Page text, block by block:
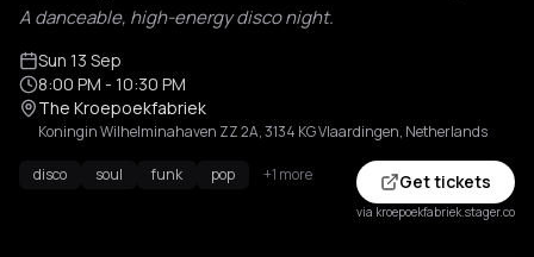
A danceable, high-energy disco night.
Sun 13 Sep
8:00 PM - 10:30 PM
The Kroepoekfabriek
Koningin Wilhelminahaven ZZ 2A, 3134 KG Vlaardingen, Netherlands
disco soul funk pop +1 more Get tickets
via kroepoekfabriek.stager.co